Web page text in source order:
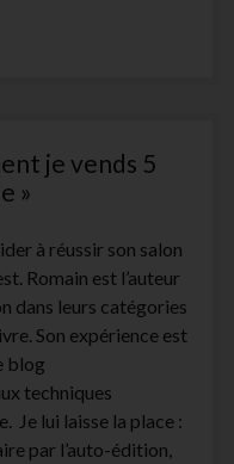
je vends 5
»
à réussir son salon
Romain est l’auteur
dans leurs catégories
Son expérience est
blog
techniques
Je lui laisse la place :
par l’auto-édition,